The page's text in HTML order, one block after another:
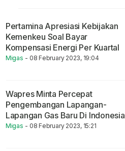
Pertamina Apresiasi Kebijakan
Kemenkeu Soal Bayar
Kompensasi Energi Per Kuartal
Migas - 08 February 2023, 19:04
Wapres Minta Percepat
Pengembangan Lapangan-
Lapangan Gas Baru Di Indonesia
Migas - 08 February 2023, 15:21